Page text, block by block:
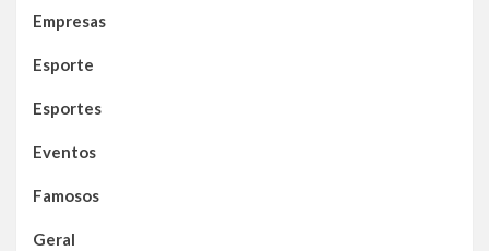
Empresas
Esporte
Esportes
Eventos
Famosos
Geral